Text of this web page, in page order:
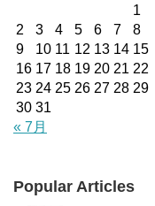
1
2
3 4 5 6 7
8
9
10 11 12 13 14 15
16 17 18 19 20 21 22
23 24 25 26 27 28 29
30 31
« 7月
Popular Articles